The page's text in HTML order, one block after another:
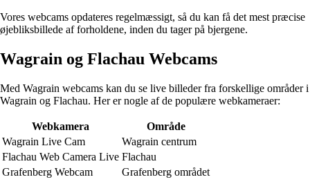
Vores webcams opdateres regelmæssigt, så du kan få det mest præcise
øjebliksbillede af forholdene, inden du tager på bjergene.
Wagrain og Flachau Webcams
Med Wagrain webcams kan du se live billeder fra forskellige områder i
Wagrain og Flachau. Her er nogle af de populære webkameraer:
Webkamera
Område
Wagrain Live Cam
Wagrain centrum
Flachau Web Camera Live Flachau
Grafenberg Webcam
Grafenberg området